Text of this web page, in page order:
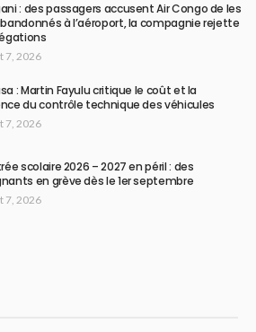
: des passagers accusent Air Congo de les
à l’aéroport, la compagnie rejette
7, 2026
: Martin Fayulu critique le coût et la
du contrôle technique des véhicules
7, 2026
scolaire 2026 – 2027 en péril : des
en grève dès le 1er septembre
7, 2026